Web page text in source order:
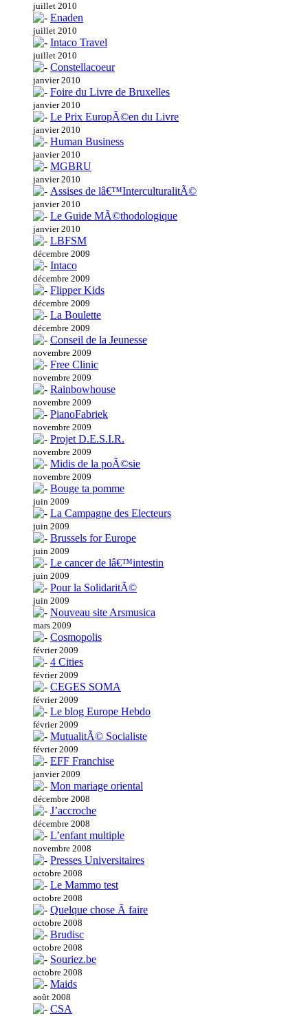
juillet 2010
Enaden
juillet 2010
Intaco Travel
juillet 2010
Constellacoeur
janvier 2010
Foire du Livre de Bruxelles
janvier 2010
Le Prix EuropÃ©en du Livre
janvier 2010
Human Business
janvier 2010
MGBRU
janvier 2010
Assises de lâ€™InterculturalitÃ©
janvier 2010
Le Guide MÃ©thodologique
janvier 2010
LBFSM
décembre 2009
Intaco
décembre 2009
Flipper Kids
décembre 2009
La Boulette
décembre 2009
Conseil de la Jeunesse
novembre 2009
Free Clinic
novembre 2009
Rainbowhouse
novembre 2009
PianoFabriek
novembre 2009
Projet D.E.S.I.R.
novembre 2009
Midis de la poÃ©sie
novembre 2009
Bouge ta pomme
juin 2009
La Campagne des Electeurs
juin 2009
Brussels for Europe
juin 2009
Le cancer de lâ€™intestin
juin 2009
Pour la SolidaritÃ©
juin 2009
Nouveau site Arsmusica
mars 2009
Cosmopolis
février 2009
4 Cities
février 2009
CEGES SOMA
février 2009
Le blog Europe Hebdo
février 2009
MutualitÃ© Socialiste
février 2009
EFF Franchise
janvier 2009
Mon mariage oriental
décembre 2008
J’accroche
décembre 2008
L’enfant multiple
novembre 2008
Presses Universitaires
octobre 2008
Le Mammo test
octobre 2008
Quelque chose Ã faire
octobre 2008
Brudisc
octobre 2008
Souriez.be
octobre 2008
Maids
août 2008
CSA